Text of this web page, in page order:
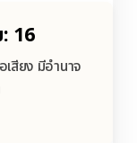
16
สียง มีอำนาจ